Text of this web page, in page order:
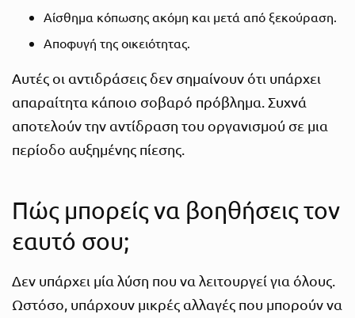
Αίσθημα κόπωσης ακόμη και μετά από ξεκούραση.
Αποφυγή της οικειότητας.
Αυτές οι αντιδράσεις δεν σημαίνουν ότι υπάρχει
απαραίτητα κάποιο σοβαρό πρόβλημα. Συχνά
αποτελούν την αντίδραση του οργανισμού σε μια
περίοδο αυξημένης πίεσης.
Πώς μπορείς να βοηθήσεις τον
εαυτό σου;
Δεν υπάρχει μία λύση που να λειτουργεί για όλους.
Ωστόσο, υπάρχουν μικρές αλλαγές που μπορούν να